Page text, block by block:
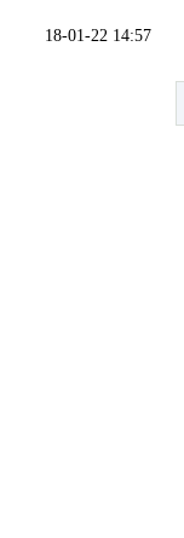
18-01-22 14:57